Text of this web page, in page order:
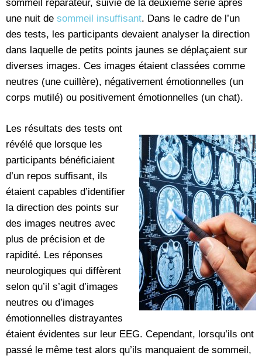
sommeil réparateur, suivie de la deuxième série après
une nuit de sommeil insuffisant. Dans le cadre de l’un
des tests, les participants devaient analyser la direction
dans laquelle de petits points jaunes se déplaçaient sur
diverses images. Ces images étaient classées comme
neutres (une cuillère), négativement émotionnelles (un
corps mutilé) ou positivement émotionnelles (un chat).
Les résultats des tests ont
révélé que lorsque les
participants bénéficiaient
d’un repos suffisant, ils
étaient capables d’identifier
la direction des points sur
des images neutres avec
plus de précision et de
rapidité. Les réponses
neurologiques qui diffèrent
selon qu’il s’agit d’images
neutres ou d’images
émotionnelles distrayantes
étaient évidentes sur leur EEG. Cependant, lorsqu’ils ont
passé le même test alors qu’ils manquaient de sommeil,